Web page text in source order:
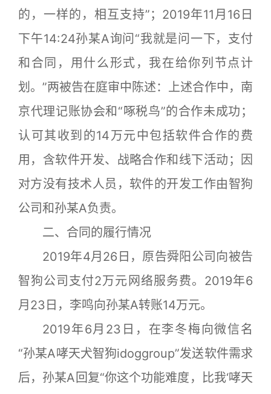
的，一样的，相互支持”；2019年11月16日
下午14:24孙某A询问“我就是问一下，支付
和合同，用什么形式，我在给你列节点计
划。”两被告在庭审中陈述：上述合作中，南
京代理记账协会和“啄税鸟”的合作未成功；
认可其收到的14万元中包括软件合作的费
用，含软件开发、战略合作和线下活动；因
对方没有技术人员，软件的开发工作由智狗
公司和孙某A负责。
二、合同的履行情况
2019年4月26日，原告舜阳公司向被告
智狗公司支付2万元网络服务费。2019年6
月23日，李鸣向孙某A转账14万元。
2019年6月23日，在李冬梅向微信名
“孙某A哮天犬智狗idoggroup”发送软件需求
后，孙某A回复“你这个功能难度，比我‘哮天